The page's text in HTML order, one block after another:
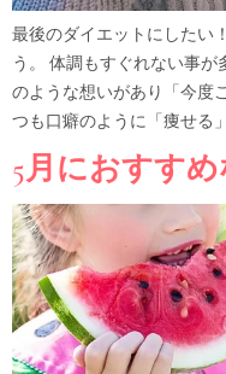
最後のダイエットにしたい
う。 体調もすぐれない事
のような想いがあり「今度
つも口癖のように「痩せる
5月におすす